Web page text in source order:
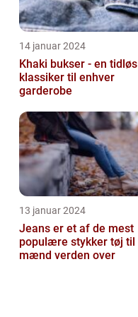
14 januar 2024
Khaki bukser - en tidløs
klassiker til enhver
garderobe
13 januar 2024
Jeans er et af de mest
populære stykker tøj til
mænd verden over